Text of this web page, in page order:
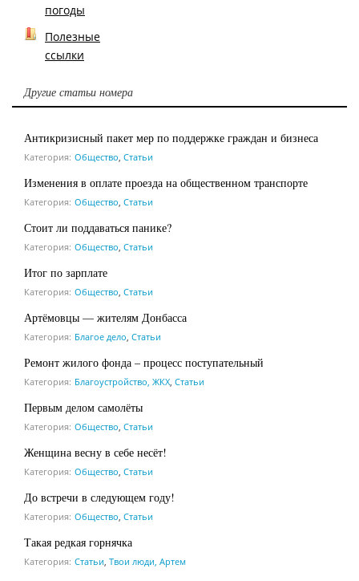
погоды
Полезные
ссылки
Другие статьи номера
Антикризисный пакет мер по поддержке граждан и бизнеса
Категория: Общество Статьи
Изменения в оплате проезда на общественном транспорте
Категория: Общество Статьи
Стоит ли поддаваться панике?
Категория: Общество Статьи
Итог по зарплате
Категория: Общество Статьи
Артёмовцы — жителям Донбасса
Категория: Благое дело Статьи
Ремонт жилого фонда – процесс поступательный
Категория: Благоустройство, ЖКХ Статьи
Первым делом самолёты
Категория: Общество Статьи
Женщина весну в себе несёт!
Категория: Общество Статьи
До встречи в следующем году!
Категория: Общество Статьи
Такая редкая горнячка
Категория: Статьи Твои люди, Артем